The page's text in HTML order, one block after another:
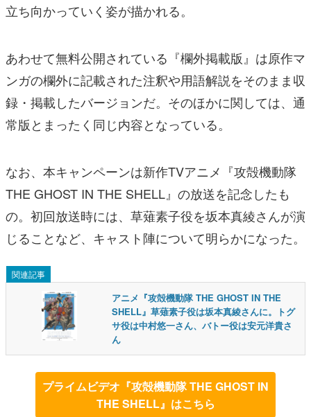
立ち向かっていく姿が描かれる。
あわせて無料公開されている『欄外掲載版』は原作マ
ンガの欄外に記載された注釈や用語解説をそのまま収
録・掲載したバージョンだ。そのほかに関しては、通
常版とまったく同じ内容となっている。
なお、本キャンペーンは新作TVアニメ『攻殻機動隊
THE GHOST IN THE SHELL』の放送を記念したも
の。初回放送時には、草薙素子役を坂本真綾さんが演
じることなど、キャスト陣について明らかになった。
関連記事
アニメ『攻殻機動隊 THE GHOST IN THE
SHELL』草薙素子役は坂本真綾さんに。トグ
サ役は中村悠一さん、バトー役は安元洋貴さ
ん
プライムビデオ『攻殻機動隊 THE GHOST IN
THE SHELL』はこちら